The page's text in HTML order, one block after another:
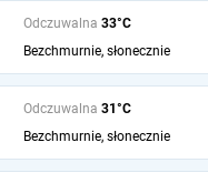
Odczuwalna 33°C
Bezchmurnie, słonecznie
Odczuwalna 31°C
Bezchmurnie, słonecznie